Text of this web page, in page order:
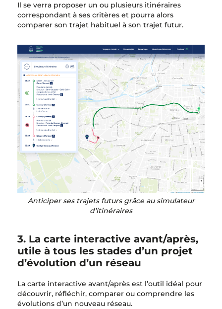
Il se verra proposer un ou plusieurs itinéraires
correspondant à ses critères et pourra alors
comparer son trajet habituel à son trajet futur.
Anticiper ses trajets futurs grâce au simulateur
d’itinéraires
3. La carte interactive avant/après,
utile à tous les stades d’un projet
d’évolution d’un réseau
La carte interactive avant/après est l’outil idéal pour
découvrir, réfléchir, comparer ou comprendre les
évolutions d’un nouveau réseau.